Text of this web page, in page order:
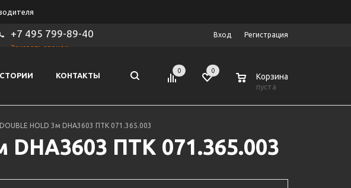
+7 495 799-89-40
Заказать звонок
Вход Регистрация
КОНТАКТЫ
0 0
Корзина
пуста
HOLD 3м DHA3603 ПТК 071.365.003
DHA3603 ПТК 071.365.003